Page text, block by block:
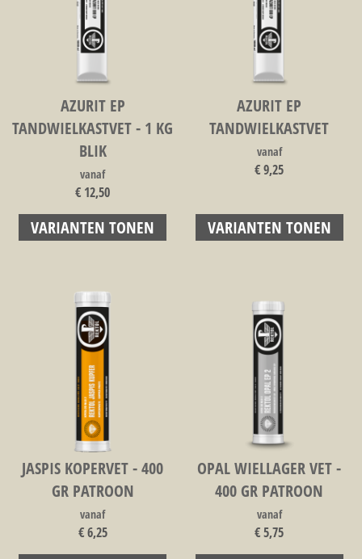
AZURIT EP
TANDWIELKASTVET - 1 KG
BLIK
vanaf
€ 12,50
VARIANTEN TONEN
AZURIT EP
TANDWIELKASTVET
vanaf
€ 9,25
VARIANTEN TONEN
JASPIS KOPERVET - 400
GR PATROON
vanaf
€ 6,25
OPAL WIELLAGER VET -
400 GR PATROON
vanaf
€ 5,75